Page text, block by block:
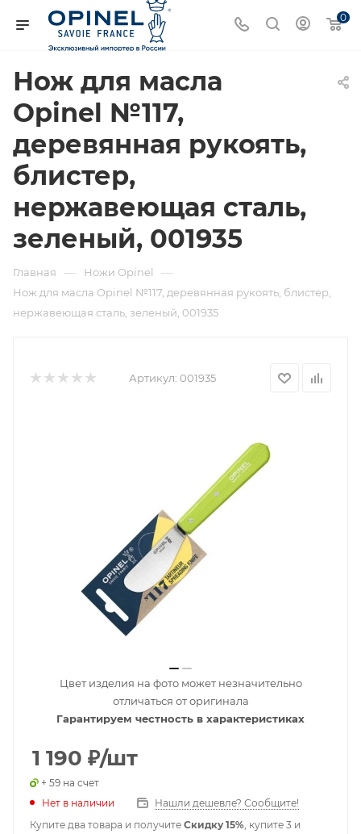
0
Нож для масла
Opinel №117,
деревянная рукоять,
блистер,
нержавеющая сталь,
зеленый, 001935
Главная — Ножи Opinel —
Нож для масла Opinel №117, деревянная рукоять, блистер,
нержавеющая сталь, зеленый, 001935
Артикул: 001935
Цвет изделия на фото может незначительно
отличаться от оригинала
Гарантируем честность в характеристиках
1 190 ₽/шт
+ 59 на счет
Нет в наличии
Нашли дешевле? Сообщите!
Купите два товара и получите Скидку 15%, купите 3 и